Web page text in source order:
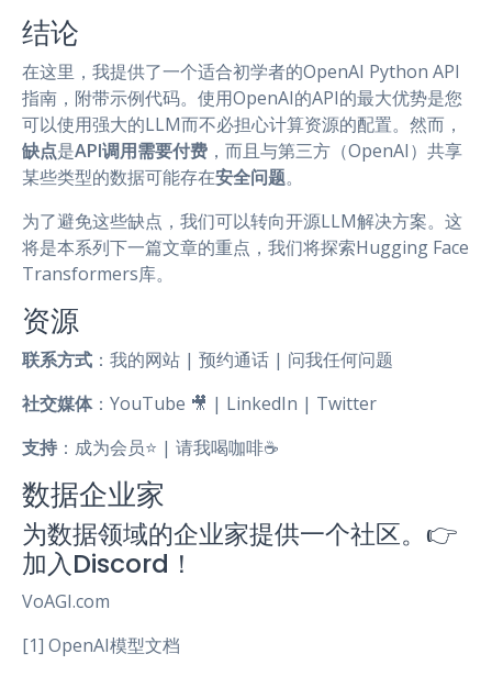
结论
在这里，我提供了一个适合初学者的OpenAI Python API
指南，附带示例代码。使用OpenAI的API的最大优势是您
可以使用强大的LLM而不必担心计算资源的配置。然而，
缺点是API调用需要付费 ，而且与第三方（OpenAI）共享
某些类型的数据可能存在安全问题。
为了避免这些缺点，我们可以转向开源LLM解决方案。这
将是本系列下一篇文章的重点，我们将探索Hugging Face
Transformers库。
资源
联系方式 ：我的网站 | 预约通话 | 问我任何问题
社交媒体：YouTube 🎥 | LinkedIn | Twitter
支持 ：成为会员⭐️ | 请我喝咖啡☕️
数据企业家
为数据领域的企业家提供一个社区。👉
加入Discord！
VoAGI.com
[1] OpenAI模型文档